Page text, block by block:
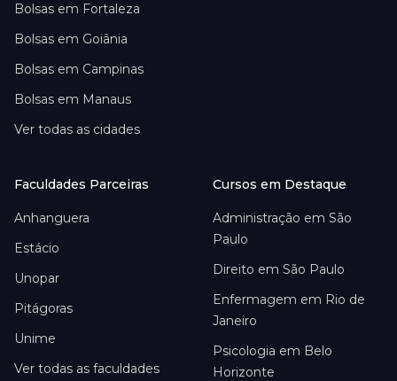
Bolsas em Fortaleza
Bolsas em Goiânia
Bolsas em Campinas
Bolsas em Manaus
Ver todas as cidades
Faculdades Parceiras
Anhanguera
Estácio
Unopar
Pitágoras
Unime
Ver todas as faculdades
Cursos em Destaque
Administração em São
Paulo
Direito em São Paulo
Enfermagem em Rio de
Janeiro
Psicologia em Belo
Horizonte